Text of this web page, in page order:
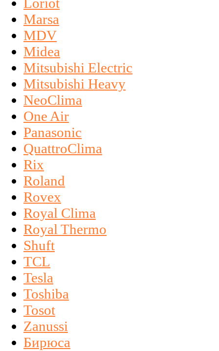
Marsa
MDV
Midea
Mitsubishi Electric
Mitsubishi Heavy
NeoClima
One Air
Panasonic
QuattroClima
Rix
Roland
Rovex
Royal Clima
Royal Thermo
Shuft
TCL
Tesla
Toshiba
Tosot
Zanussi
Бирюса